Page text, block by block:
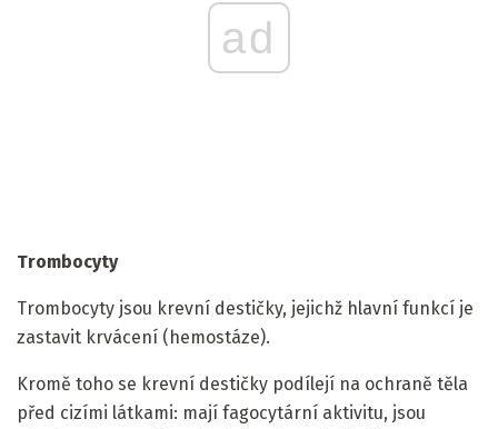
ad
Trombocyty
Trombocyty jsou krevní destičky, jejichž hlavní funkcí je
zastavit krvácení (hemostáze).
Kromě toho se krevní destičky podílejí na ochraně těla
před cizími látkami: mají fagocytární aktivitu, jsou